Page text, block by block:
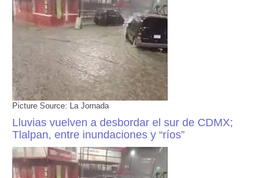
Picture Source: La Jornada
Lluvias vuelven a desbordar el sur de CDMX;
Tlalpan, entre inundaciones y “ríos”